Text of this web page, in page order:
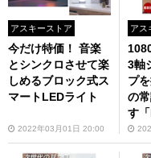
アスキーストア
今だけ特価！ 音楽
とシンクロさせて楽
しめるブロック式ス
マートLEDライト
2022年03月01日 20:00
アス
3軸
プ
の
す